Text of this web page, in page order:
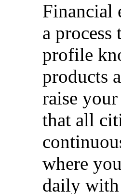
Financial
a
profile
products
raise
that all
where
daily with